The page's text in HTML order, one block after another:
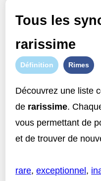
Tous les
rarissime
Définition Rimes
Découvrez une liste
de rarissime.
vous permettant de
et de trouver de
rare,exceptionnel ,